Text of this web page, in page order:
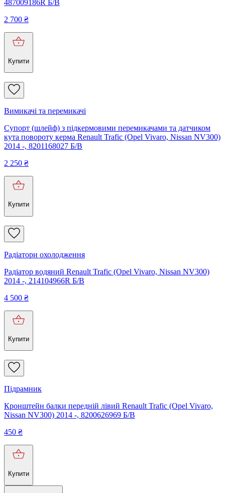
487009186R Б/В
2 700 ₴
Купити
Вимикачі та перемикачі
Супорт (шлейф) з підкермовими перемикачами та датчиком
кута повороту керма Renault Trafic (Opel Vivaro, Nissan NV300)
2014 -, 8201168027 Б/В
2 250 ₴
Купити
Радіатори охолодження
Радіатор водяний Renault Trafic (Opel Vivaro, Nissan NV300)
2014 -, 214104966R Б/В
4 500 ₴
Купити
Підрамник
Кронштейн балки передній лівий Renault Trafic (Opel Vivaro,
Nissan NV300) 2014 -, 8200626969 Б/В
450 ₴
Купити